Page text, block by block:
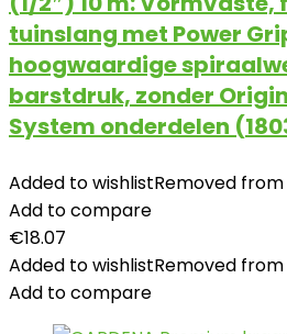
tuinslang met Power
hoogwaardige
barstdruk, zonder
System onderdelen
Added to wishlistRemoved from
Add to compare
€18.07
Added to wishlistRemoved from
Add to compare